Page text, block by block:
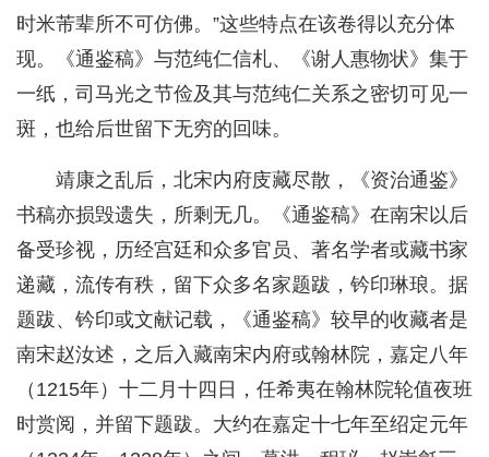
时米芾辈所不可仿佛。”这些特点在该卷得以充分体
现。《通鉴稿》与范纯仁信札、《谢人惠物状》集于
一纸，司马光之节俭及其与范纯仁关系之密切可见一
斑，也给后世留下无穷的回味。
靖康之乱后，北宋内府庋藏尽散，《资治通鉴》
书稿亦损毁遗失，所剩无几。《通鉴稿》在南宋以后
备受珍视，历经宫廷和众多官员、著名学者或藏书家
递藏，流传有秩，留下众多名家题跋，钤印琳琅。据
题跋、钤印或文献记载，《通鉴稿》较早的收藏者是
南宋赵汝述，之后入藏南宋内府或翰林院，嘉定八年
（1215年）十二月十四日，任希夷在翰林院轮值夜班
时赏阅，并留下题跋。大约在嘉定十七年至绍定元年